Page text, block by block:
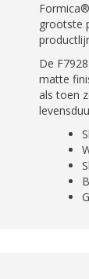
grootste
De
matte
als toen